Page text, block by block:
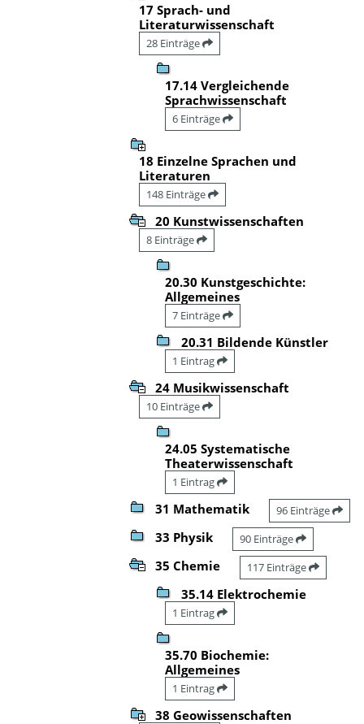
17 Sprach- und
Literaturwissenschaft
28 Einträge
17.14 Vergleichende
Sprachwissenschaft
6 Einträge
18 Einzelne Sprachen und
Literaturen
148 Einträge
20 Kunstwissenschaften
8 Einträge
20.30 Kunstgeschichte:
Allgemeines
7 Einträge
20.31 Bildende Künstler
1 Eintrag
24 Musikwissenschaft
10 Einträge
24.05 Systematische
Theaterwissenschaft
1 Eintrag
31 Mathematik 96 Einträge
33 Physik 90 Einträge
35 Chemie 117 Einträge
35.14 Elektrochemie
1 Eintrag
35.70 Biochemie:
Allgemeines
1 Eintrag
38 Geowissenschaften